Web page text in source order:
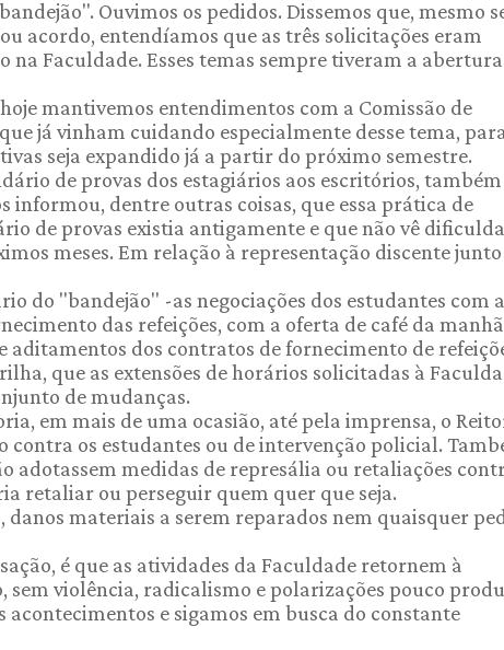
Ouvimos os pedidos. Dissemos que, mesmo
acordo, entendíamos que as três solicitações eram
Faculdade. Esses temas sempre tiveram a
mantivemos entendimentos com a Comissão de
já vinham cuidando especialmente desse tema,
seja expandido já a partir do próximo semestre.
de provas dos estagiários aos escritórios, também
informou, dentre outras coisas, que essa prática de
de provas existia antigamente e que não vê
meses. Em relação à representação discente junto
do "bandejão" -as negociações dos estudantes com a
das refeições, com a oferta de café da
aditamentos dos contratos de fornecimento de
que as extensões de horários solicitadas à
de mudanças.
em mais de uma ocasião, até pela imprensa, o
contra os estudantes ou de intervenção policial.
adotassem medidas de represália ou retaliações
retaliar ou perseguir quem quer que seja.
materiais a serem reparados nem quaisquer
é que as atividades da Faculdade retornem à
violência, radicalismo e polarizações pouco
acontecimentos e sigamos em busca do constante